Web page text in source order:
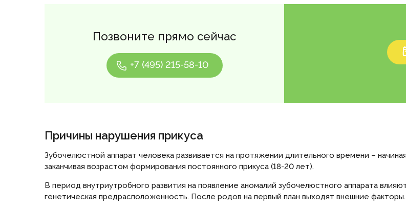
Позвоните прямо сейчас
+7 (495) 215-58-10
Причины нарушения прикуса
Зубочелюстной аппарат человека развивается на протяжении длительного времени –
заканчивая возрастом формирования постоянного прикуса (18-20 лет).
В период внутриутробного развития на появление аномалий зубочелюстного аппарата
генетическая предрасположенность. После родов на первый план выходят внешние